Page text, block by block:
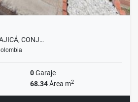
CONJ…
0Garaje
68.34Área m2